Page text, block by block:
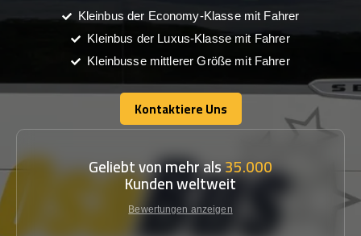
Kleinbus der Economy-Klasse mit Fahrer
Kleinbus der Luxus-Klasse mit Fahrer
Kleinbusse mittlerer Größe mit Fahrer
Kontaktiere Uns
Kontaktiere Uns
Geliebt von mehr als35.000
Kunden weltweit
Bewertungen anzeigen